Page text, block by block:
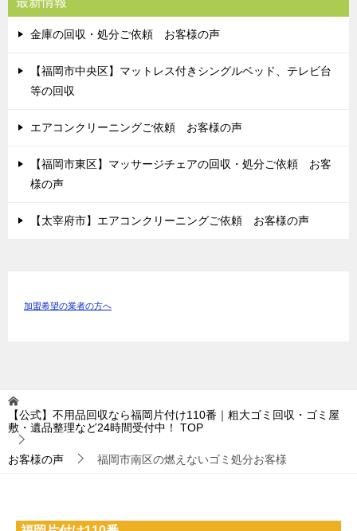
金庫の回収・処分ご依頼 お客様の声
【福岡市中央区】マットレス付きシングルベッド、テレビ台
等の回収
エアコンクリーニングご依頼 お客様の声
【福岡市東区】マッサージチェアの回収・処分ご依頼 お客
様の声
【太宰府市】エアコンクリーニングご依頼 お客様の声
加盟希望の業者の方へ
【公式】不用品回収なら福岡片付け110番｜粗大ゴミ回収・ゴミ屋
敷・遺品整理など24時間受付中！
TOP
お客様の声 福岡市南区の燃えないゴミ処分お客様